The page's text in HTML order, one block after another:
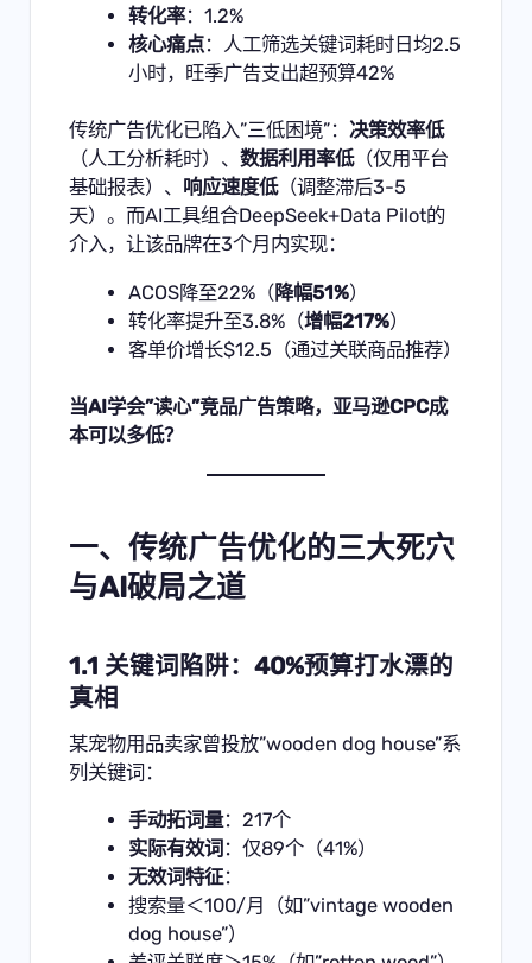
转化率：1.2%
核心痛点：人工筛选关键词耗时日均2.5
小时，旺季广告支出超预算42%
传统广告优化已陷入”三低困境”：决策效率低
（人工分析耗时）、数据利用率低（仅用平台
基础报表）、 响应速度低（调整滞后3-5
天）。而AI工具组合DeepSeek+Data Pilot的
介入，让该品牌在3个月内实现：
ACOS降至22%（降幅51%）
转化率提升至3.8%（增幅217%）
客单价增长$12.5（通过关联商品推荐）
当AI学会”读心”竞品广告策略，亚马逊CPC成
本可以多低？
一、传统广告优化的三大死穴
与AI破局之道
1.1 关键词陷阱：40%预算打水漂的
真相
某宠物用品卖家曾投放”wooden dog house”系
列关键词：
手动拓词量：217个
实际有效词 ：仅89个（41%）
无效词特征：
搜索量＜100/月（如”vintage wooden
dog house”）